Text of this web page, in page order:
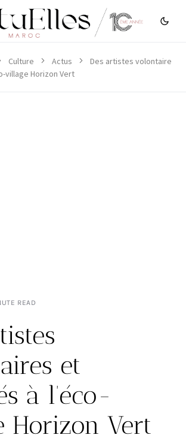
Culture Actus
Des artistes volontaire
village Horizon Vert
READ
et
à l’éco-
Horizon Vert